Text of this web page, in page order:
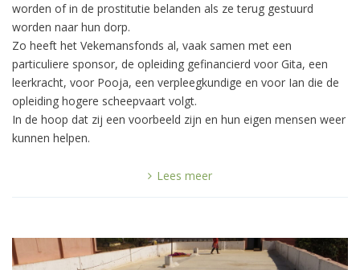
worden of in de prostitutie belanden als ze terug gestuurd
worden naar hun dorp.
Zo heeft het Vekemansfonds al, vaak samen met een
particuliere sponsor, de opleiding gefinancierd voor Gita, een
leerkracht, voor Pooja, een verpleegkundige en voor Ian die de
opleiding hogere scheepvaart volgt.
In de hoop dat zij een voorbeeld zijn en hun eigen mensen weer
kunnen helpen.
Lees meer